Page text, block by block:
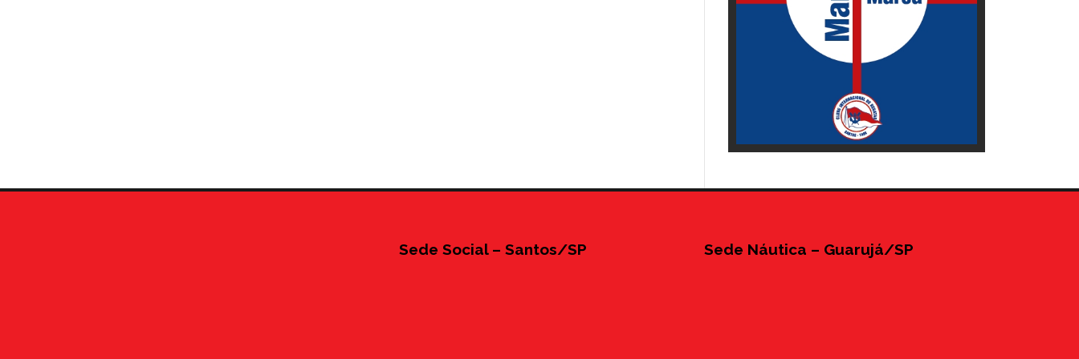
Sede Social – Santos/SP Sede Náutica – Guarujá/SP